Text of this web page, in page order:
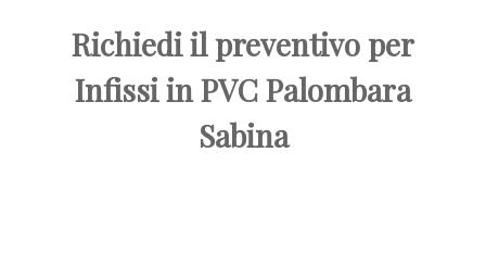
Richiedi il preventivo per
Infissi in PVC Palombara
Sabina